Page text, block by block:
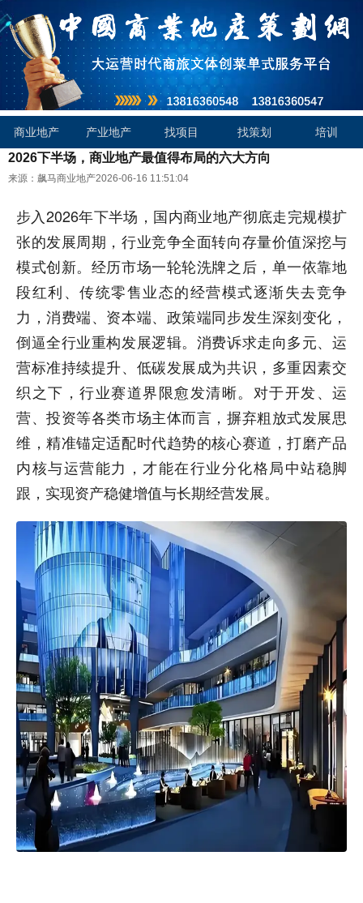
商业地产 产业地产 找项目 找策划 培训
2026下半场，商业地产最值得布局的六大方向
来源：飙马商业地产2026-06-16 11:51:04
步入2026年下半场，国内商业地产彻底走完规模扩
张的发展周期，行业竞争全面转向存量价值深挖与
模式创新。经历市场一轮轮洗牌之后，单一依靠地
段红利、传统零售业态的经营模式逐渐失去竞争
力，消费端、资本端、政策端同步发生深刻变化，
倒逼全行业重构发展逻辑。消费诉求走向多元、运
营标准持续提升、低碳发展成为共识，多重因素交
织之下，行业赛道界限愈发清晰。对于开发、运
营、投资等各类市场主体而言，摒弃粗放式发展思
维，精准锚定适配时代趋势的核心赛道，打磨产品
内核与运营能力，才能在行业分化格局中站稳脚
跟，实现资产稳健增值与长期经营发展。